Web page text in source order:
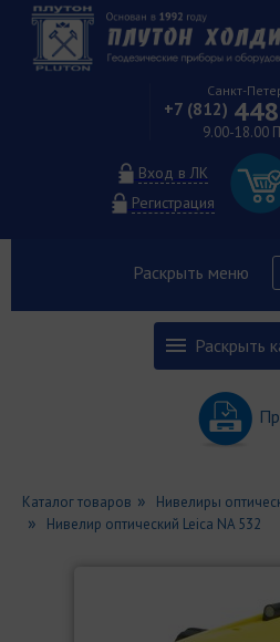
Санкт-
+7 (812)
9.00-18.00
Вход в ЛК
Регистрация
Раскрыть меню
Раскрыть
Каталог товаров
Нивелиры
Нивелир оптический Leica NA 532